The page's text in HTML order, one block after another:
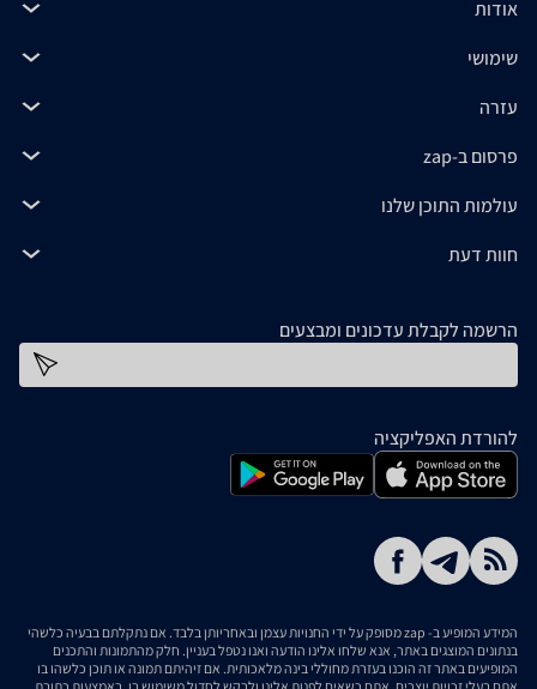
אודות
שימושי
עזרה
פרסום ב-zap
עולמות התוכן שלנו
חוות דעת
הרשמה לקבלת עדכונים ומבצעים
להורדת האפליקציה
המידע המופיע ב- zap מסופק על ידי החנויות עצמן ובאחריותן בלבד. אם נתקלתם בבעיה כלשהי
בנתונים המוצגים באתר, אנא שלחו אלינו הודעה ואנו נטפל בעניין. חלק מהתמונות והתכנים
המופיעים באתר זה הוכנו בעזרת מחוללי בינה מלאכותית. אם זיהיתם תמונה או תוכן כלשהו בו